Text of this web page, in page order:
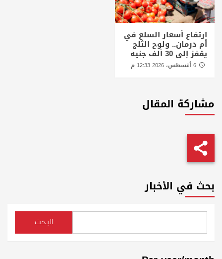
ارتفاع أسعار السلع في
أم درمان.. ولوح الثلج
يقفز إلى 30 ألف جنيه
مشاركة المقال
بحث في الأخبار
البحث